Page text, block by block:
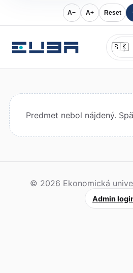
A− A+ Reset
🇸🇰
Predmet nebol nájdený.
© 2026 Ekonomická
Admin